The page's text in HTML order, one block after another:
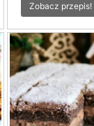
Zobacz przepis!